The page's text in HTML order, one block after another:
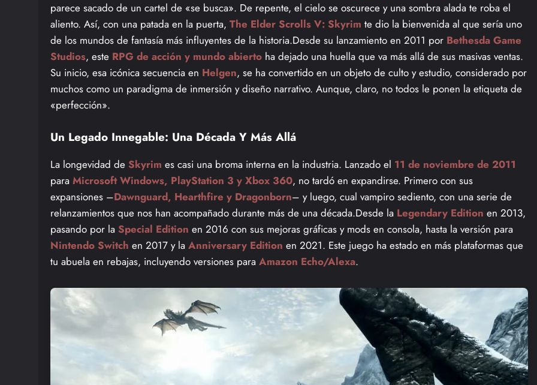
parece sacado de un cartel de «se busca». De repente, el cielo se oscurece y una sombra alada te roba el
aliento. Así, con una patada en la puerta, The Elder Scrolls V: Skyrim te dio la bienvenida al que sería uno
de los mundos de fantasía más influyentes de la historia.Desde su lanzamiento en 2011 por Bethesda Game
Studios, este RPG de acción y mundo abierto ha dejado una huella que va más allá de sus masivas ventas.
Su inicio, esa icónica secuencia en Helgen, se ha convertido en un objeto de culto y estudio, considerado por
muchos como un paradigma de inmersión y diseño narrativo. Aunque, claro, no todos le ponen la etiqueta de
«perfección».
Un Legado Innegable: Una Década Y Más Allá
La longevidad de Skyrim es casi una broma interna en la industria. Lanzado el 11 de noviembre de 2011
para Microsoft Windows, PlayStation 3 y Xbox 360, no tardó en expandirse. Primero con sus
expansiones –Dawnguard, Hearthfire y Dragonborn– y luego, cual vampiro sediento, con una serie de
relanzamientos que nos han acompañado durante más de una década.Desde la Legendary Edition en 2013,
pasando por la Special Edition en 2016 con sus mejoras gráficas y mods en consola, hasta la versión para
Nintendo Switch en 2017 y la Anniversary Edition en 2021. Este juego ha estado en más plataformas que
tu abuela en rebajas, incluyendo versiones para Amazon Echo/Alexa.